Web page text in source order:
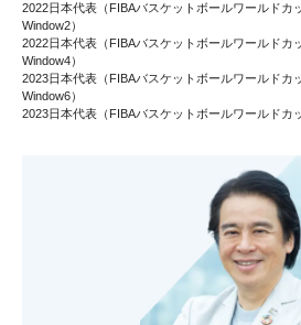
2022日本代表（FIBAバスケットボールワールドカ
Window2）
2022日本代表（FIBAバスケットボールワールドカ
Window4）
2023日本代表（FIBAバスケットボールワールドカ
Window6）
2023日本代表（FIBAバスケットボールワールドカ